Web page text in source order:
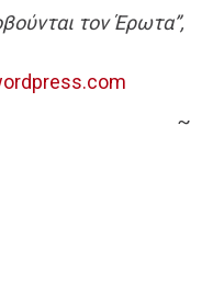
τον Έρωτα”,
~